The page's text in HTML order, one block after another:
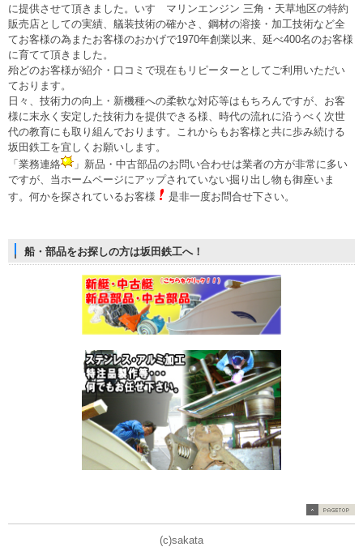
に提供させて頂きました。いすゞマリンエンジン 三角・天草地区の特約
販売店としての実績、艤装技術の確かさ、鋼材の溶接・加工技術など全
てお客様の為またお客様のおかげで1970年創業以来、延べ400名のお客様
に育てて頂きました。
殆どのお客様が紹介・口コミで現在もリピーターとしてご利用いただい
ております。
日々、技術力の向上・新機種への柔軟な対応等はもちろんですが、お客
様に末永く安定した技術力を提供できる様、時代の流れに沿うべく次世
代の教育にも取り組んでおります。これからもお客様と共に歩み続ける
坂田鉄工を宜しくお願いします。
「業務連絡
」新品・中古部品のお問い合わせは業者の方が非常に多い
ですが、当ホームページにアップされていない掘り出し物も御座いま
す。何かを探されているお客様
是非一度お問合せ下さい。
船・部品をお探しの方は坂田鉄工へ！
(c)sakata